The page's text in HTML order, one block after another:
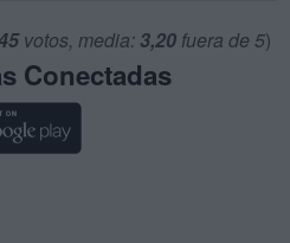
votos, media: 3,20 fuera de 5)
Conectadas